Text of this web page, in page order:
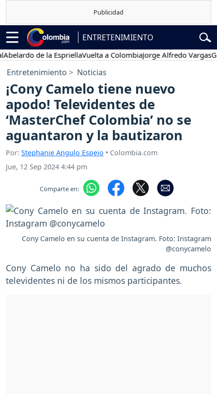
ENTRETENIMIENTO
de la EspriellaVuelta a ColombiaJorge Alfredo Vargas
Entretenimiento Noticias
¡Cony Camelo tiene nuevo
apodo! Televidentes de
‘MasterChef Colombia’ no se
aguantaron y la bautizaron
Por: Stephanie Angulo Espejo • Colombia.com
Jue, 12 Sep 2024 4:44 pm
Comparte en:
Cony Camelo en su cuenta de Instagram. Foto: Instagram
@conycamelo
Cony Camelo no ha sido del agrado de muchos
televidentes ni de los mismos participantes.